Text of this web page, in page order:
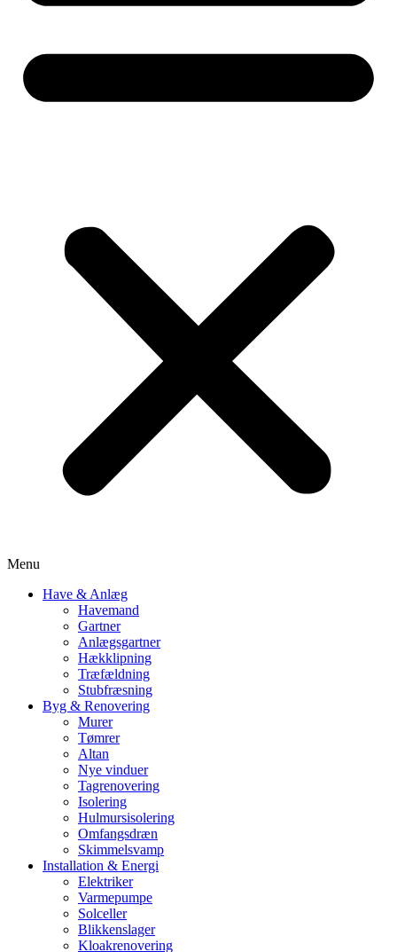
Menu
Have & Anlæg
Havemand
Gartner
Anlægsgartner
Hækklipning
Træfældning
Stubfræsning
Byg & Renovering
Murer
Tømrer
Altan
Nye vinduer
Tagrenovering
Isolering
Hulmursisolering
Omfangsdræn
Skimmelsvamp
Installation & Energi
Elektriker
Varmepumpe
Solceller
Blikkenslager
Kloakrenovering